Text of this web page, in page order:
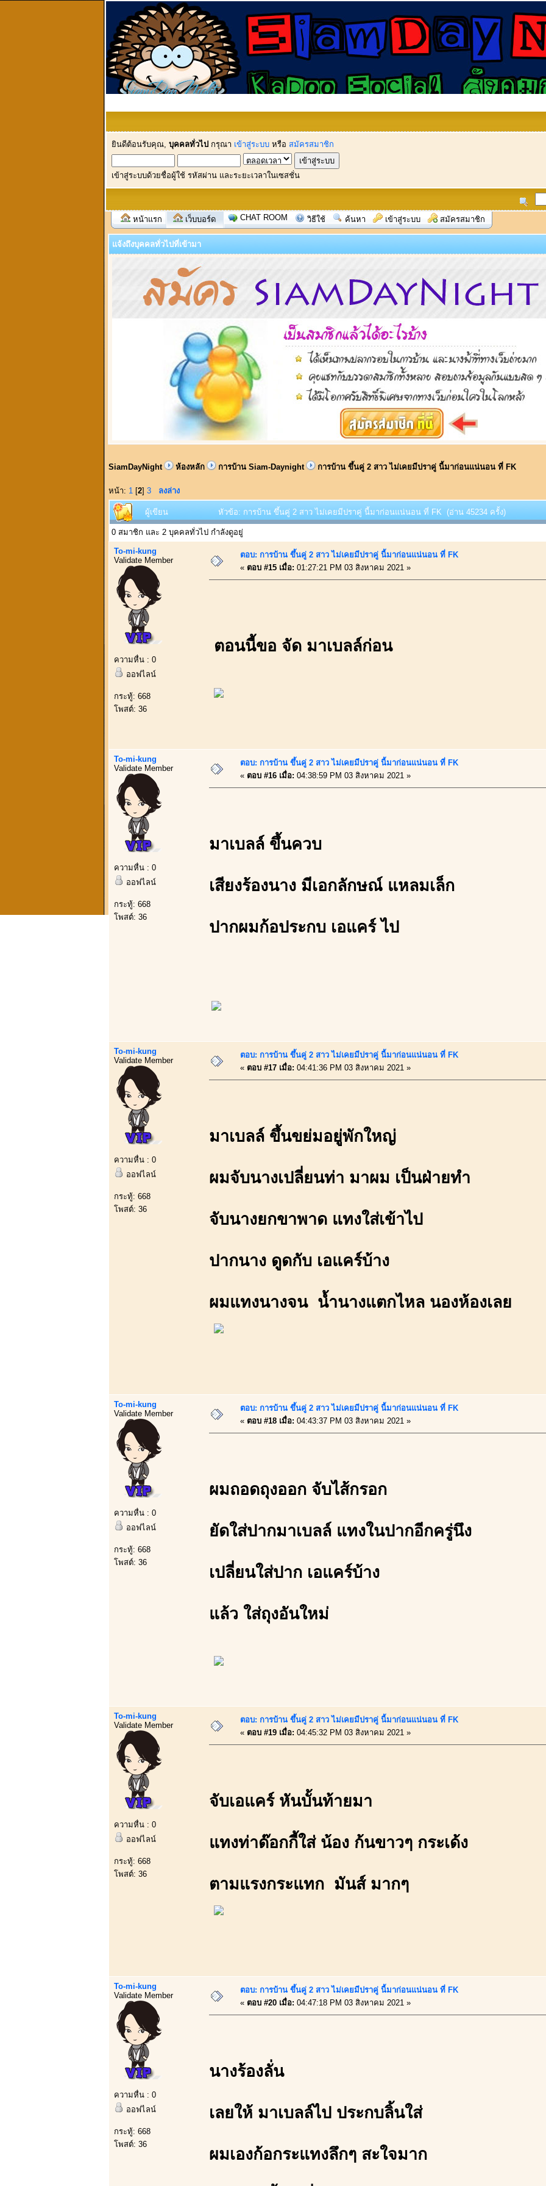
ยินดีต้อนรับคุณ, บุคคลทั่วไป กรุณา เข้าสู่ระบบ หรือ สมัครสมาชิก
เข้าสู่ระบบด้วยชื่อผู้ใช้ รหัสผ่าน และระยะเวลาในเซสชั่น
หน้าแรก เว็บบอร์ด CHAT ROOM วิธีใช้ ค้นหา เข้าสู่ระบบ สมัครสมาชิก
แจ้งถึงบุคคลทั่วไปที่เข้ามา
SiamDayNight ห้องหลัก การบ้าน Siam-Daynight การบ้าน ขึ้นคู่ 2 สาว ไม่เคยมีปราคู่ นี้มาก่อนแน่นอน ที่ FK
หน้า: 1 [2] 3 ลงล่าง
ผู้เขียน หัวข้อ: การบ้าน ขึ้นคู่ 2 สาว ไม่เคยมีปราคู่ นี้มาก่อนแน่นอน ที่ FK (อ่าน 45234 ครั้ง)
0 สมาชิก และ 2 บุคคลทั่วไป กำลังดูอยู่
To-mi-kung
Validate Member
ความหื่น : 0
ออฟไลน์
กระทู้: 668
โพสต์: 36
ตอบ: การบ้าน ขึ้นคู่ 2 สาว ไม่เคยมีปราคู่ นี้มาก่อนแน่นอน ที่ FK
« ตอบ #15 เมื่อ: 01:27:21 PM 03 สิงหาคม 2021 »
ตอนนี้ขอ จัด มาเบลล์ก่อน
To-mi-kung
Validate Member
ความหื่น : 0
ออฟไลน์
กระทู้: 668
โพสต์: 36
ตอบ: การบ้าน ขึ้นคู่ 2 สาว ไม่เคยมีปราคู่ นี้มาก่อนแน่นอน ที่ FK
« ตอบ #16 เมื่อ: 04:38:59 PM 03 สิงหาคม 2021 »
มาเบลล์ ขึ้นควบ
เสียงร้องนาง มีเอกลักษณ์ แหลมเล็ก
ปากผมก้อประกบ เอแคร์ ไป
To-mi-kung
Validate Member
ความหื่น : 0
ออฟไลน์
กระทู้: 668
โพสต์: 36
ตอบ: การบ้าน ขึ้นคู่ 2 สาว ไม่เคยมีปราคู่ นี้มาก่อนแน่นอน ที่ FK
« ตอบ #17 เมื่อ: 04:41:36 PM 03 สิงหาคม 2021 »
มาเบลล์ ขึ้นขย่มอยู่พักใหญ่
ผมจับนางเปลี่ยนท่า มาผม เป็นฝ่ายทำ
จับนางยกขาพาด แทงใส่เข้าไป
ปากนาง ดูดกับ เอแคร์บ้าง
ผมแทงนางจน น้ำนางแตกไหล นองห้องเลย
To-mi-kung
Validate Member
ความหื่น : 0
ออฟไลน์
กระทู้: 668
โพสต์: 36
ตอบ: การบ้าน ขึ้นคู่ 2 สาว ไม่เคยมีปราคู่ นี้มาก่อนแน่นอน ที่ FK
« ตอบ #18 เมื่อ: 04:43:37 PM 03 สิงหาคม 2021 »
ผมถอดถุงออก จับไส้กรอก
ยัดใส่ปากมาเบลล์ แทงในปากอีกครู่นึง
เปลี่ยนใส่ปาก เอแคร์บ้าง
แล้ว ใส่ถุงอันใหม่
To-mi-kung
Validate Member
ความหื่น : 0
ออฟไลน์
กระทู้: 668
โพสต์: 36
ตอบ: การบ้าน ขึ้นคู่ 2 สาว ไม่เคยมีปราคู่ นี้มาก่อนแน่นอน ที่ FK
« ตอบ #19 เมื่อ: 04:45:32 PM 03 สิงหาคม 2021 »
จับเอแคร์ หันบั้นท้ายมา
แทงท่าด๊อกกี้ใส่ น้อง ก้นขาวๆ กระเด้ง
ตามแรงกระแทก มันส์ มากๆ
To-mi-kung
Validate Member
ความหื่น : 0
ออฟไลน์
กระทู้: 668
โพสต์: 36
ตอบ: การบ้าน ขึ้นคู่ 2 สาว ไม่เคยมีปราคู่ นี้มาก่อนแน่นอน ที่ FK
« ตอบ #20 เมื่อ: 04:47:18 PM 03 สิงหาคม 2021 »
นางร้องลั่น
เลยให้ มาเบลล์ไป ประกบลิ้นใส่
ผมเองก้อกระแทงลึกๆ สะใจมาก